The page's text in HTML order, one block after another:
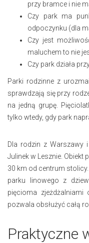
przy bramce i nie
Czy park ma
odpoczynku (dla
Czy jest
maluchem to nie
Czy park działa
Parki rodzinne z
sprawdzają się przy
na jedną grupę.
tylko wtedy, gdy park
Dla rodzin z Warszawy
Julinek w Lesznie.
30 km od centrum
parku linowego z
pięcioma
pozwala obsłużyć całą
Praktyczne